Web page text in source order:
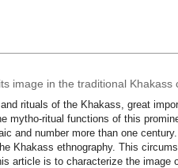
image in the traditional
and rituals of the Khakass, great
mytho-ritual functions of this
and number more than one
Khakass ethnography. This
article is to characterize the image